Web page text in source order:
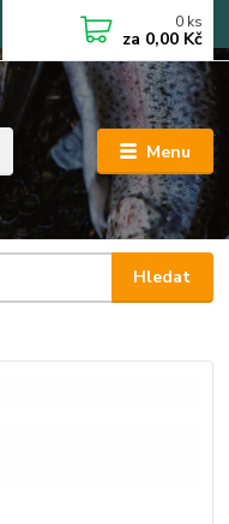
Menu
Hledat
0 ks
za 0,00 Kč